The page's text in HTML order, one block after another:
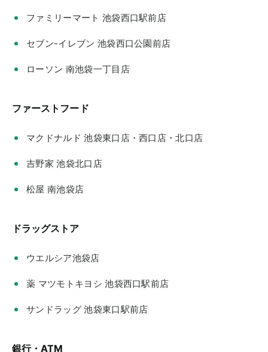
ファミリーマート 池袋西口駅前店
セブン-イレブン 池袋西口公園前店
ローソン 南池袋一丁目店
ファーストフード
マクドナルド 池袋東口店・西口店・北口店
吉野家 池袋北口店
松屋 南池袋店
ドラッグストア
ウエルシア池袋店
薬 マツモトキヨシ 池袋西口駅前店
サンドラッグ 池袋東口駅前店
銀行・ATM